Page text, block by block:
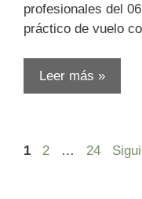
profesionales del
práctico de vuelo
Leer más »
Página
1 Página
2 … Página
24